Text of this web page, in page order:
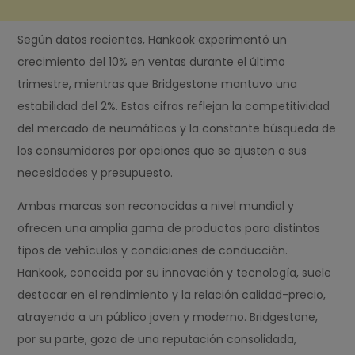
Según datos recientes, Hankook experimentó un
crecimiento del 10% en ventas durante el último
trimestre, mientras que Bridgestone mantuvo una
estabilidad del 2%. Estas cifras reflejan la competitividad
del mercado de neumáticos y la constante búsqueda de
los consumidores por opciones que se ajusten a sus
necesidades y presupuesto.
Ambas marcas son reconocidas a nivel mundial y
ofrecen una amplia gama de productos para distintos
tipos de vehículos y condiciones de conducción.
Hankook, conocida por su innovación y tecnología, suele
destacar en el rendimiento y la relación calidad-precio,
atrayendo a un público joven y moderno. Bridgestone,
por su parte, goza de una reputación consolidada,